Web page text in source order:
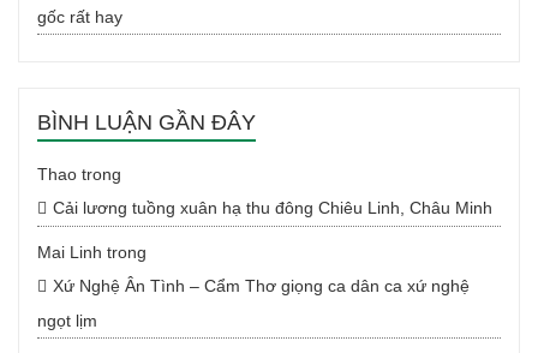
gốc rất hay
BÌNH LUẬN GẦN ĐÂY
Thao trong
Cải lương tuồng xuân hạ thu đông Chiêu Linh, Châu Minh
Mai Linh trong
Xứ Nghệ Ân Tình – Cẩm Thơ giọng ca dân ca xứ nghệ
ngọt lịm